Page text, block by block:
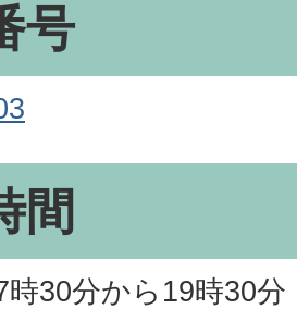
号
間
時30分から19時30分